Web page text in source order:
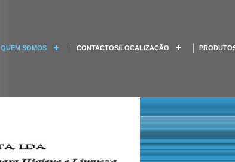
QUEM SOMOS CONTACTOS/LOCALIZAÇÃO